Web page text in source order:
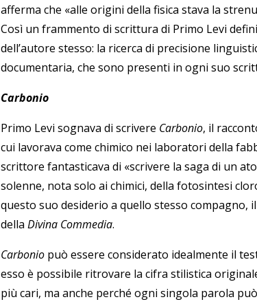
afferma che «alle origini della fisica stava la
Così un frammento di scrittura di Primo Levi
dell’autore stesso: la ricerca di precisione
documentaria, che sono presenti in ogni suo
Carbonio
Primo Levi sognava di scrivere Carbonio, il
cui lavorava come chimico nei laboratori della
scrittore fantasticava di «scrivere la saga di un
solenne, nota solo ai chimici, della fotosintesi
questo suo desiderio a quello stesso compagno,
della Divina Commedia.
Carbonio può essere considerato idealmente il
esso è possibile ritrovare la cifra stilistica
più cari, ma anche perché ogni singola parola